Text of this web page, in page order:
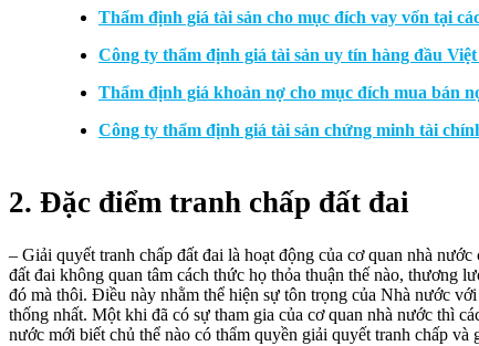
Thẩm định giá tài sản cho mục đích vay vốn tại
Công ty thẩm định giá tài sản uy tín hàng đầu
Thẩm định giá khoản nợ cho mục đích mua bán
Công ty thẩm định giá tài sản chứng minh tài
2. Đặc điểm tranh chấp đất đai
– Giải quyết tranh chấp đất đai là hoạt động của cơ quan nhà
đất đai không quan tâm cách thức họ thỏa thuận thế nào, thương
đó mà thôi. Điều này nhằm thể hiện sự tôn trọng của Nhà nước
thống nhất. Một khi đã có sự tham gia của cơ quan nhà nước thì
nước mới biết chủ thể nào có thẩm quyền giải quyết tranh chấp